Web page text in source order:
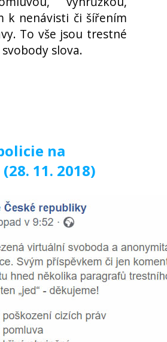
k nenávisti či šířením
To vše jsou trestné
slova.
na
11. 2018)